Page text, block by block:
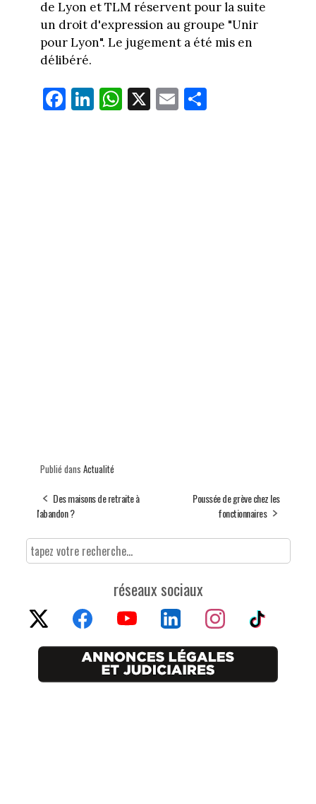
de Lyon et TLM réservent pour la suite
un droit d'expression au groupe "Unir
pour Lyon". Le jugement a été mis en
délibéré.
Fa
ce
Li
nk
W
ha
X E
m
Pa
Publié dans Actualité
Des maisons de retraite à
l'abandon ?
Poussée de grève chez les
fonctionnaires
réseaux sociaux